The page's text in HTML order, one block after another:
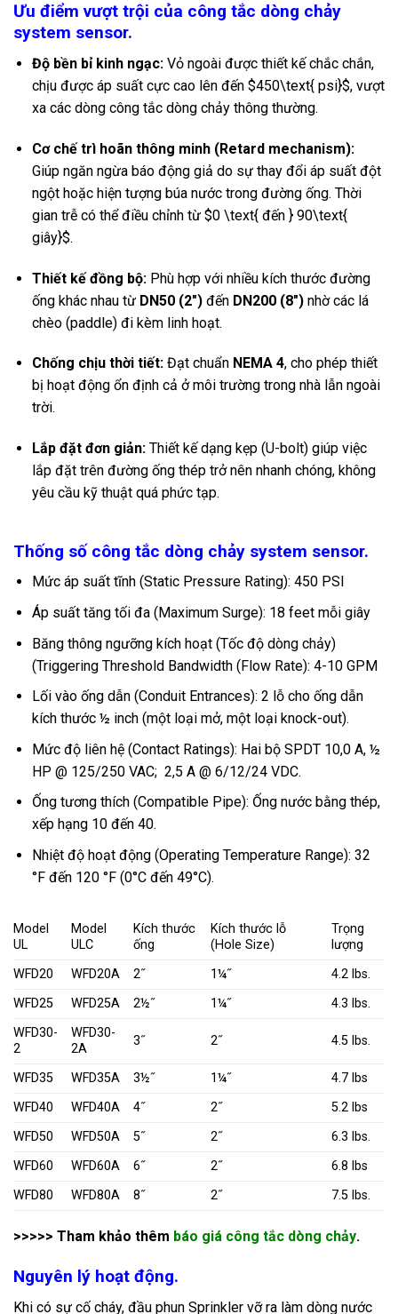
Ưu điểm vượt trội của công tắc dòng chảy
system sensor.
Độ bền bỉ kinh ngạc:Vỏ ngoài được thiết kế chắc chắn,
chịu được áp suất cực cao lên đến $450\text{ psi}$, vượt
xa các dòng công tắc dòng chảy thông thường.
Cơ chế trì hoãn thông minh (Retard mechanism):
Giúp ngăn ngừa báo động giả do sự thay đổi áp suất đột
ngột hoặc hiện tượng búa nước trong đường ống. Thời
gian trễ có thể điều chỉnh từ $0 \text{ đến } 90\text{
giây}$.
Thiết kế đồng bộ:Phù hợp với nhiều kích thước đường
ống khác nhau từ DN50 (2″)đến DN200 (8″)nhờ các lá
chèo (paddle) đi kèm linh hoạt.
Chống chịu thời tiết:Đạt chuẩn NEMA 4, cho phép thiết
bị hoạt động ổn định cả ở môi trường trong nhà lẫn ngoài
trời.
Lắp đặt đơn giản:Thiết kế dạng kẹp (U-bolt) giúp việc
lắp đặt trên đường ống thép trở nên nhanh chóng, không
yêu cầu kỹ thuật quá phức tạp.
Thống số công tắc dòng chảy system sensor.
Mức áp suất tĩnh (Static Pressure Rating): 450 PSI
Áp suất tăng tối đa (Maximum Surge): 18 feet mỗi giây
Băng thông ngưỡng kích hoạt (Tốc độ dòng chảy)
(Triggering Threshold Bandwidth (Flow Rate): 4-10 GPM
Lối vào ống dẫn (Conduit Entrances): 2 lỗ cho ống dẫn
kích thước ½ inch (một loại mở, một loại knock-out).
Mức độ liên hệ (Contact Ratings): Hai bộ SPDT 10,0 A, ½
HP @ 125/250 VAC; 2,5 A @ 6/12/24 VDC.
Ống tương thích (Compatible Pipe): Ống nước bằng thép,
xếp hạng 10 đến 40.
Nhiệt độ hoạt động (Operating Temperature Range): 32
°F đến 120 °F (0°C đến 49°C).
Model
UL
Model
ULC
Kích thước
ống
Kích thước lỗ
(Hole Size)
Trọng
lượng
WFD20
WFD20A 2˝ 1¼˝
4.2 lbs.
WFD25
WFD25A 2½˝ 1¼˝
4.3 lbs.
WFD30-
2
WFD30-
2A
3˝ 2˝ 4.5 lbs.
WFD35 WFD35A 3½˝ 1¼˝
4.7 lbs
WFD40
WFD40A 4˝ 2˝
5.2 lbs
WFD50
WFD50A 5˝ 2˝
6.3 lbs.
WFD60
WFD60A 6˝ 2˝
6.8 lbs
WFD80
WFD80A 8˝ 2˝ 7.5 lbs.
>>>>> Tham khảo thêm báo giá công tắc dòng chảy.
Nguyên lý hoạt động.
Khi có sự cố cháy, đầu phun Sprinkler vỡ ra làm dòng nước